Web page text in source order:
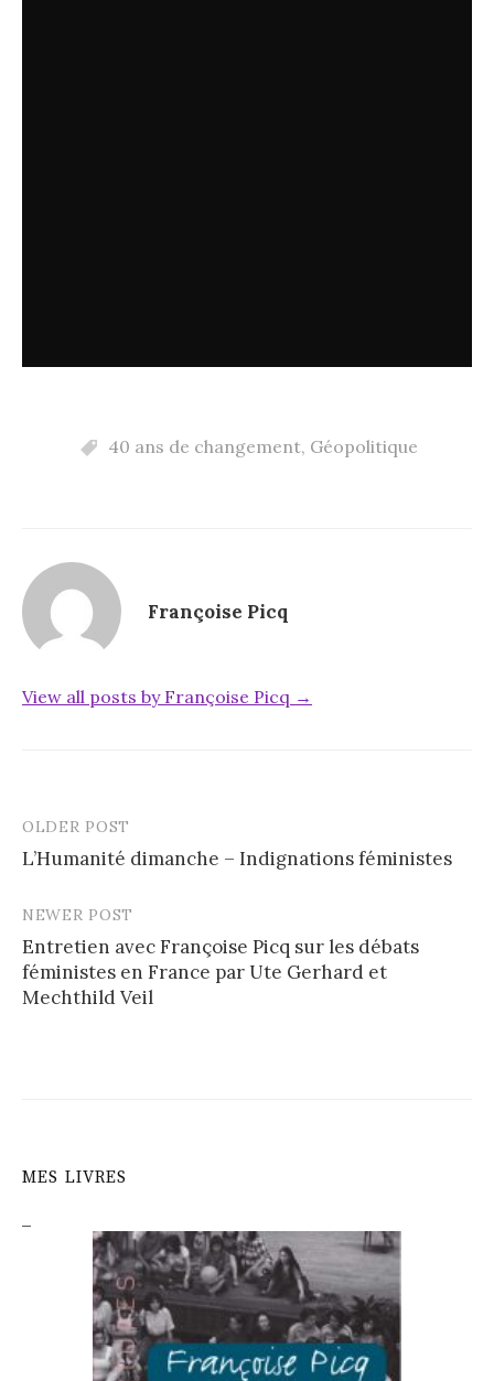
40 ans de changement, Géopolitique
Françoise Picq
View all posts by Françoise Picq →
Post
navigation
OLDER POST
L’Humanité dimanche – Indignations féministes
NEWER POST
Entretien avec Françoise Picq sur les débats
féministes en France par Ute Gerhard et
Mechthild Veil
MES LIVRES